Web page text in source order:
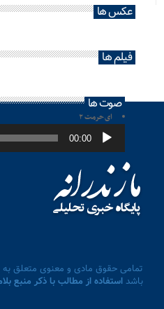
عکس ها
فیلم ها
صوت ها
ای حرمت ۲
پخش‌کننده
صوت 00:00
تمامی حقوق مادی و معنوی متعلق به
باشداستفاده از مطالب با ذکر منبع